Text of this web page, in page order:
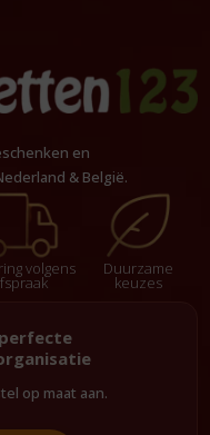
en
& België.
volgens Duurzame
keuzes
op maat aan.